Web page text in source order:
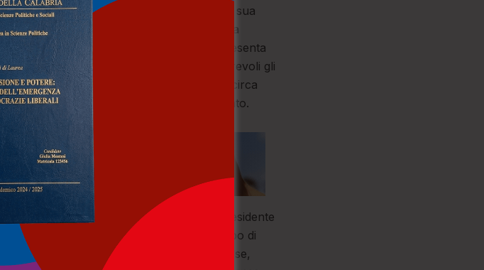
normativo di otto articoli. Un testo che, a sua
contesto socio-economico e culturale della
proponente Antonio Lo Schiavo, rappresenta
marineria calabrese. Ma sono innumerevoli gli
legge, di borghi marinari dislocati lungo i circa
come cornice complessiva di riferimento.
regionale Antonio Lo Schiavo, presidente
dell’esposizione in aula – avrà lo scopo di
alla cultura del mare e delle sue risorse,